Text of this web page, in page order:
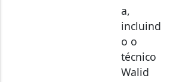
incluind
o o
técnico
Walid
Regrag